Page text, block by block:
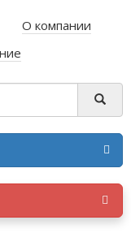
О компании